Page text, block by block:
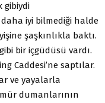
gibiydi
iyi bilmediği halde
şaşkınlıkla baktı.
bir içgüdüsü vardı.
Caddesi’ne saptılar.
ve yayalarla
dumanlarının